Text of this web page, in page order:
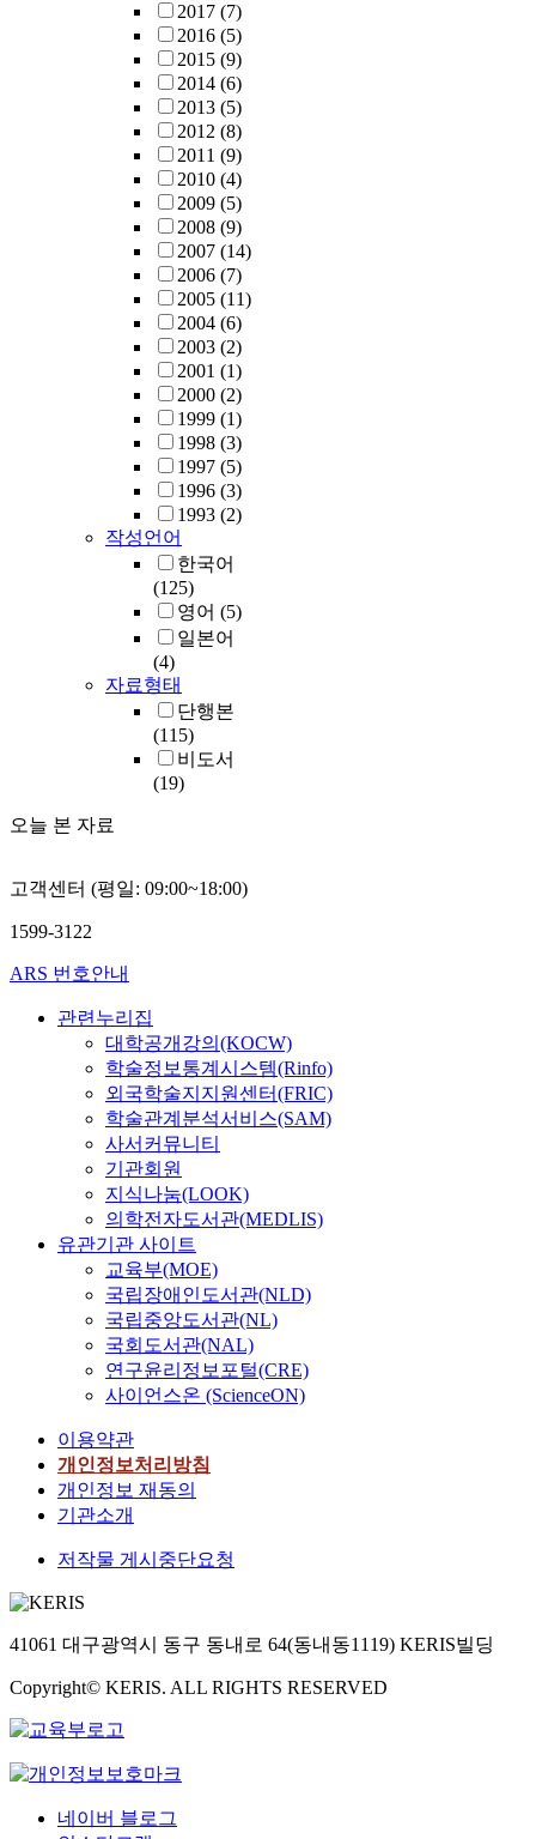
2017 (7)
2016 (5)
2015 (9)
2014 (6)
2013 (5)
2012 (8)
2011 (9)
2010 (4)
2009 (5)
2008 (9)
2007 (14)
2006 (7)
2005 (11)
2004 (6)
2003 (2)
2001 (1)
2000 (2)
1999 (1)
1998 (3)
1997 (5)
1996 (3)
1993 (2)
작성언어
한국어
(125)
영어 (5)
일본어
(4)
자료형태
단행본
(115)
비도서
(19)
오늘 본 자료
고객센터 (평일: 09:00~18:00)
1599-3122
ARS 번호안내
관련누리집
대학공개강의(KOCW)
학술정보통계시스템(Rinfo)
외국학술지지원센터(FRIC)
학술관계분석서비스(SAM)
사서커뮤니티
기관회원
지식나눔(LOOK)
의학전자도서관(MEDLIS)
유관기관 사이트
교육부(MOE)
국립장애인도서관(NLD)
국립중앙도서관(NL)
국회도서관(NAL)
연구윤리정보포털(CRE)
사이언스온 (ScienceON)
이용약관
개인정보처리방침
개인정보 재동의
기관소개
저작물 게시중단요청
41061 대구광역시 동구 동내로 64(동내동1119) KERIS빌딩
Copyright© KERIS. ALL RIGHTS RESERVED
네이버 블로그